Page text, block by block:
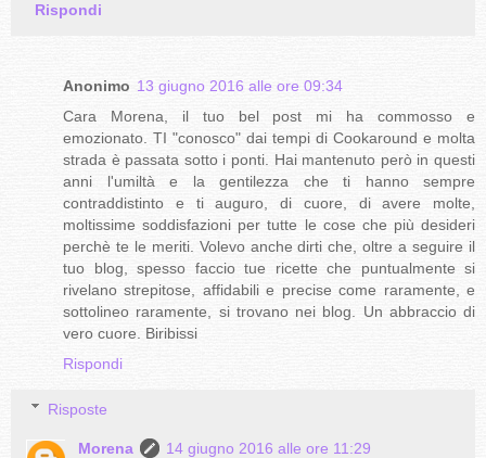
Rispondi
Anonimo 13 giugno 2016 alle ore 09:34
Cara Morena, il tuo bel post mi ha commosso e
emozionato. TI "conosco" dai tempi di Cookaround e molta
strada è passata sotto i ponti. Hai mantenuto però in questi
anni l'umiltà e la gentilezza che ti hanno sempre
contraddistinto e ti auguro, di cuore, di avere molte,
moltissime soddisfazioni per tutte le cose che più desideri
perchè te le meriti. Volevo anche dirti che, oltre a seguire il
tuo blog, spesso faccio tue ricette che puntualmente si
rivelano strepitose, affidabili e precise come raramente, e
sottolineo raramente, si trovano nei blog. Un abbraccio di
vero cuore. Biribissi
Rispondi
Risposte
Morena
14 giugno 2016 alle ore 11:29